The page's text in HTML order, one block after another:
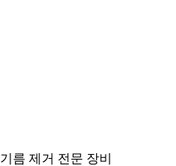
름 제거 전문 장비